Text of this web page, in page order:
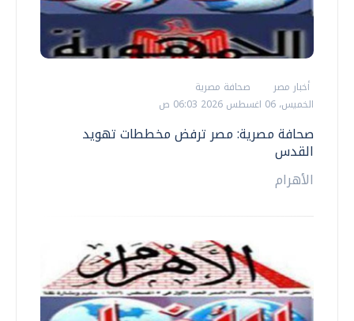
أخبار مصر
صحافة مصرية
الخميس، 06 اغسطس 2026 06:03 ص
صحافة مصرية: مصر ترفض مخططات تهويد
القدس
الأهرام